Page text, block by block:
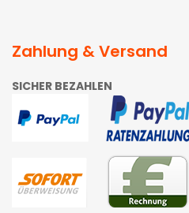
Zahlung & Versand
SICHER BEZAHLEN